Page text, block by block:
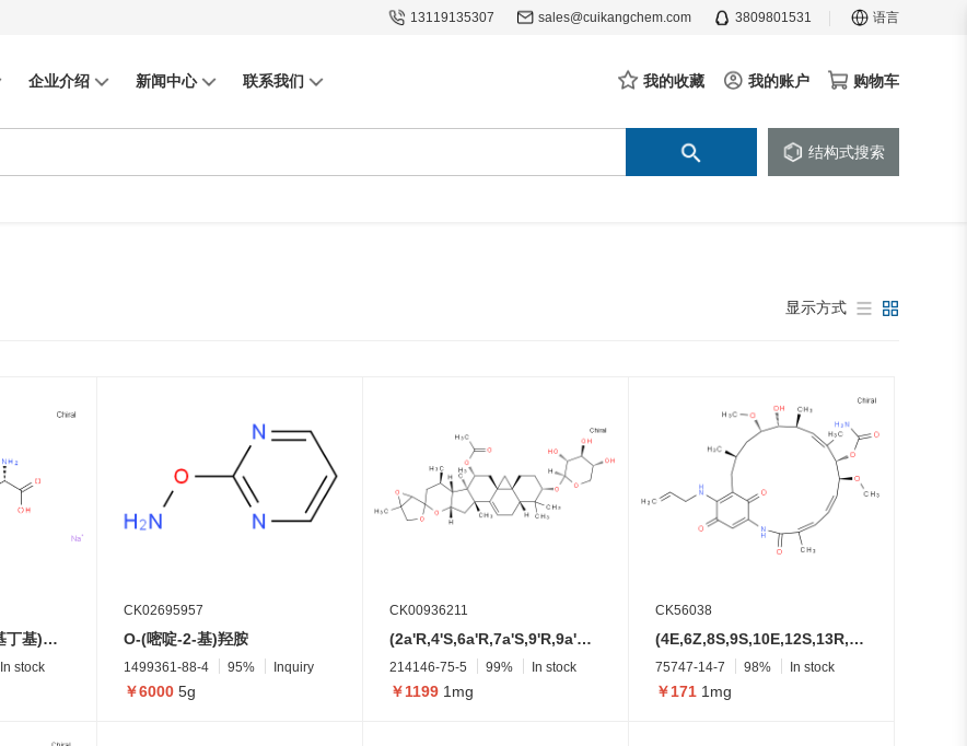
语言
13119135307 sales@cuikangchem.com 3809801531
企业介绍 新闻中心 联系我们 我的收藏 我的账户 购物车
结构式搜索
显示方式
(N-((S)-4-氨基-4-羧基丁基)甲脒基)-L-天冬氨酸二钠盐
In stock
CK02695957
O-(嘧啶-2-基)羟胺
1499361-88-4 95% Inquiry
￥6000 5g
CK00936211
(2a'R,4'S,6a'R,7a'S,9'R,9a'R,9b'R,10'R,13a'S,14a'S)-3',3',5,9a',10',14a'-六甲基-4'-(((2S,3R,4S,5R)-3,4, 5-三羟基四氢-2H-吡喃-2-基)氧基)-2',2a',3',5',6',8',9',9a',9b',10',11',13a',14',14a'-十四氢-4'H,7'H-3,6-二氧杂螺[双环[3.1.0]己烷-2,12'-环丙并[1',8a']萘并[2',1':4,5]茚并[2,1-b]吡喃]-9'-基
214146-75-5 99% In stock
￥1199 1mg
CK56038
(4E,6Z,8S,9S,10E,12S,13R,14S,16R)-19-(烯丙基氨基)-13-羟基-8,14-二甲氧基-4,10,12,16-四甲基-3,20,22-三氧代-2-氮杂双环[16.3.1]二十二烷-1(21),4,6,10,18-戊烯-9-基 氨基甲酸酯
75747-14-7 98% In stock
￥171 1mg